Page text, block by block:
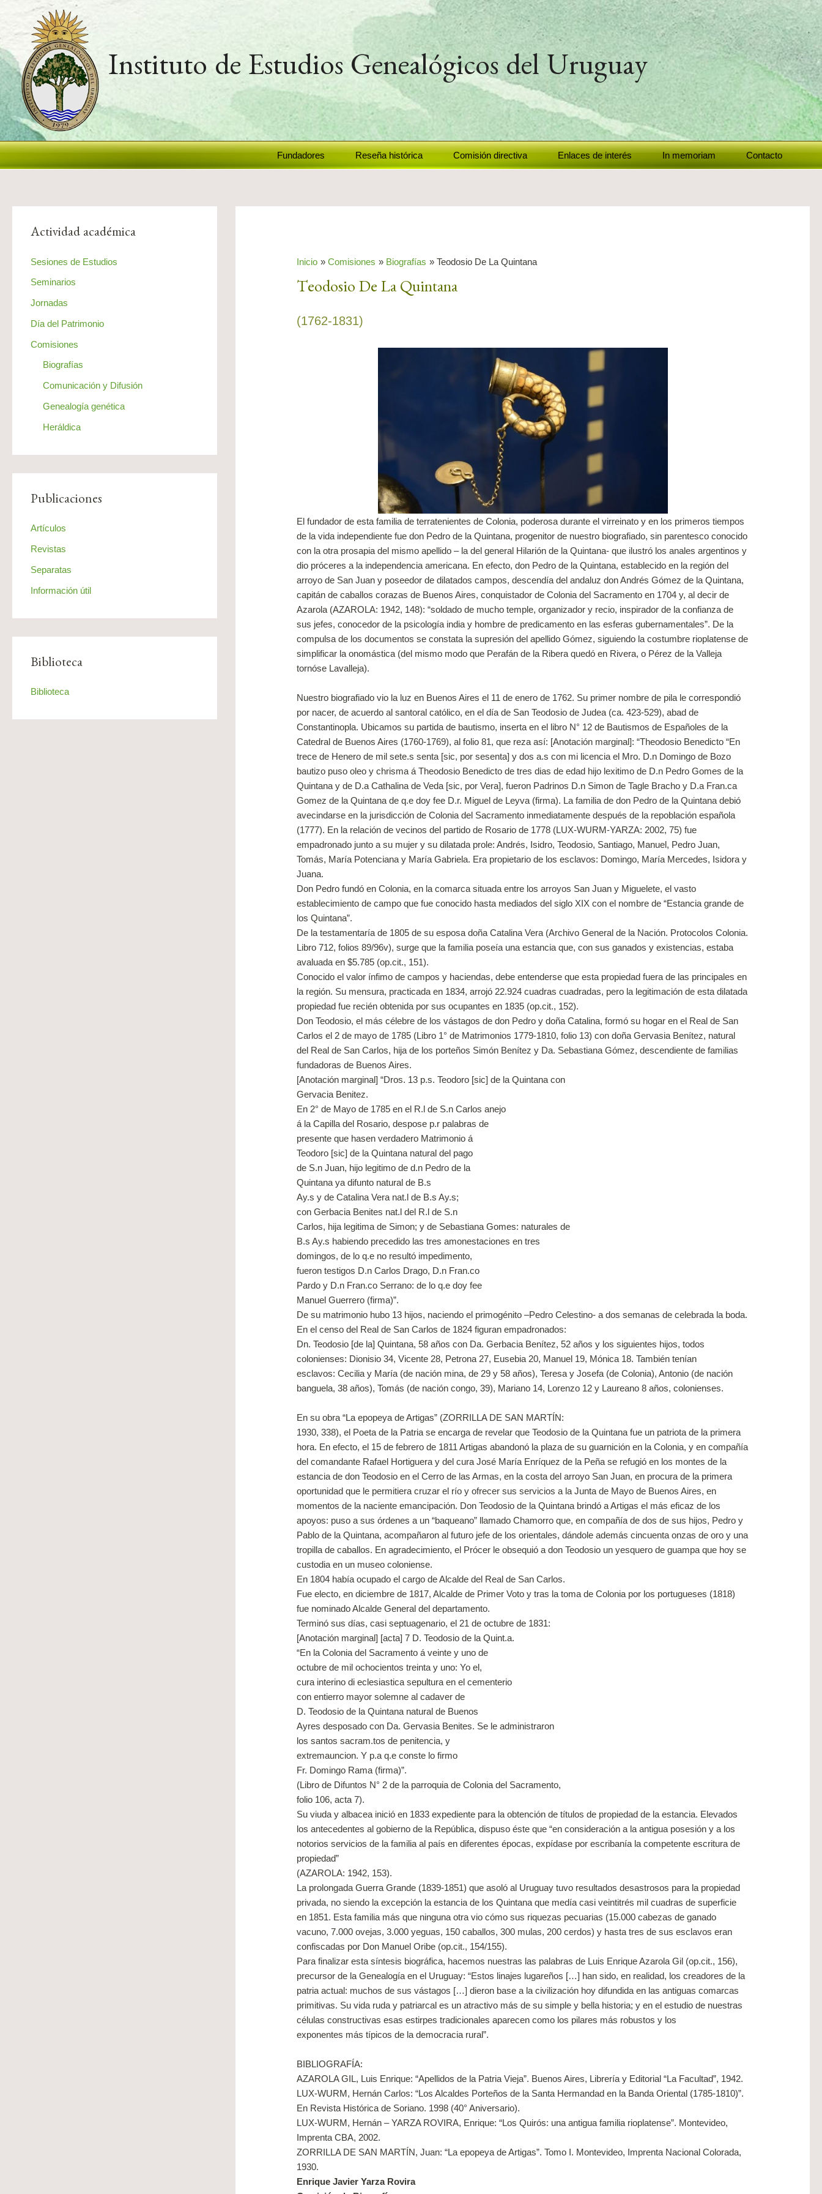
contenido
Instituto de Estudios Genealógicos del Uruguay
Fundadores Reseña histórica Comisión directiva Enlaces de interés In memoriam Contacto
Actividad académica
Sesiones de Estudios
Seminarios
Jornadas
Día del Patrimonio
Comisiones
Biografías
Comunicación y Difusión
Genealogía genética
Heráldica
Publicaciones
Artículos
Revistas
Separatas
Información útil
Biblioteca
Biblioteca
Inicio Comisiones Biografías Teodosio De La Quintana
Teodosio De La Quintana
(1762-1831)
El fundador de esta familia de terratenientes de Colonia, poderosa durante el virreinato y en los primeros tiempos
de la vida independiente fue don Pedro de la Quintana, progenitor de nuestro biografiado, sin parentesco conocido
con la otra prosapia del mismo apellido – la del general Hilarión de la Quintana- que ilustró los anales argentinos y
dio próceres a la independencia americana. En efecto, don Pedro de la Quintana, establecido en la región del
arroyo de San Juan y poseedor de dilatados campos, descendía del andaluz don Andrés Gómez de la Quintana,
capitán de caballos corazas de Buenos Aires, conquistador de Colonia del Sacramento en 1704 y, al decir de
Azarola (AZAROLA: 1942, 148): “soldado de mucho temple, organizador y recio, inspirador de la confianza de
sus jefes, conocedor de la psicología india y hombre de predicamento en las esferas gubernamentales”. De la
compulsa de los documentos se constata la supresión del apellido Gómez, siguiendo la costumbre rioplatense de
simplificar la onomástica (del mismo modo que Perafán de la Ribera quedó en Rivera, o Pérez de la Valleja
tornóse Lavalleja).
Nuestro biografiado vio la luz en Buenos Aires el 11 de enero de 1762. Su primer nombre de pila le correspondió
por nacer, de acuerdo al santoral católico, en el día de San Teodosio de Judea (ca. 423-529), abad de
Constantinopla. Ubicamos su partida de bautismo, inserta en el libro N° 12 de Bautismos de Españoles de la
Catedral de Buenos Aires (1760-1769), al folio 81, que reza así: [Anotación marginal]: “Theodosio Benedicto “En
trece de Henero de mil sete.s senta [sic, por sesenta] y dos a.s con mi licencia el Mro. D.n Domingo de Bozo
bautizo puso oleo y chrisma á Theodosio Benedicto de tres dias de edad hijo lexitimo de D.n Pedro Gomes de la
Quintana y de D.a Cathalina de Veda [sic, por Vera], fueron Padrinos D.n Simon de Tagle Bracho y D.a Fran.ca
Gomez de la Quintana de q.e doy fee D.r. Miguel de Leyva (firma). La familia de don Pedro de la Quintana debió
avecindarse en la jurisdicción de Colonia del Sacramento inmediatamente después de la repoblación española
(1777). En la relación de vecinos del partido de Rosario de 1778 (LUX-WURM-YARZA: 2002, 75) fue
empadronado junto a su mujer y su dilatada prole: Andrés, Isidro, Teodosio, Santiago, Manuel, Pedro Juan,
Tomás, María Potenciana y María Gabriela. Era propietario de los esclavos: Domingo, María Mercedes, Isidora y
Juana.
Don Pedro fundó en Colonia, en la comarca situada entre los arroyos San Juan y Miguelete, el vasto
establecimiento de campo que fue conocido hasta mediados del siglo XIX con el nombre de “Estancia grande de
los Quintana”.
De la testamentaría de 1805 de su esposa doña Catalina Vera (Archivo General de la Nación. Protocolos Colonia.
Libro 712, folios 89/96v), surge que la familia poseía una estancia que, con sus ganados y existencias, estaba
avaluada en $5.785 (op.cit., 151).
Conocido el valor ínfimo de campos y haciendas, debe entenderse que esta propiedad fuera de las principales en
la región. Su mensura, practicada en 1834, arrojó 22.924 cuadras cuadradas, pero la legitimación de esta dilatada
propiedad fue recién obtenida por sus ocupantes en 1835 (op.cit., 152).
Don Teodosio, el más célebre de los vástagos de don Pedro y doña Catalina, formó su hogar en el Real de San
Carlos el 2 de mayo de 1785 (Libro 1° de Matrimonios 1779-1810, folio 13) con doña Gervasia Benítez, natural
del Real de San Carlos, hija de los porteños Simón Benítez y Da. Sebastiana Gómez, descendiente de familias
fundadoras de Buenos Aires.
[Anotación marginal] “Dros. 13 p.s. Teodoro [sic] de la Quintana con
Gervacia Benitez.
En 2° de Mayo de 1785 en el R.l de S.n Carlos anejo
á la Capilla del Rosario, despose p.r palabras de
presente que hasen verdadero Matrimonio á
Teodoro [sic] de la Quintana natural del pago
de S.n Juan, hijo legitimo de d.n Pedro de la
Quintana ya difunto natural de B.s
Ay.s y de Catalina Vera nat.l de B.s Ay.s;
con Gerbacia Benites nat.l del R.l de S.n
Carlos, hija legitima de Simon; y de Sebastiana Gomes: naturales de
B.s Ay.s habiendo precedido las tres amonestaciones en tres
domingos, de lo q.e no resultó impedimento,
fueron testigos D.n Carlos Drago, D.n Fran.co
Pardo y D.n Fran.co Serrano: de lo q.e doy fee
Manuel Guerrero (firma)”.
De su matrimonio hubo 13 hijos, naciendo el primogénito –Pedro Celestino- a dos semanas de celebrada la boda.
En el censo del Real de San Carlos de 1824 figuran empadronados:
Dn. Teodosio [de la] Quintana, 58 años con Da. Gerbacia Benítez, 52 años y los siguientes hijos, todos
colonienses: Dionisio 34, Vicente 28, Petrona 27, Eusebia 20, Manuel 19, Mónica 18. También tenían
esclavos: Cecilia y María (de nación mina, de 29 y 58 años), Teresa y Josefa (de Colonia), Antonio (de nación
banguela, 38 años), Tomás (de nación congo, 39), Mariano 14, Lorenzo 12 y Laureano 8 años, colonienses.
En su obra “La epopeya de Artigas” (ZORRILLA DE SAN MARTÍN:
1930, 338), el Poeta de la Patria se encarga de revelar que Teodosio de la Quintana fue un patriota de la primera
hora. En efecto, el 15 de febrero de 1811 Artigas abandonó la plaza de su guarnición en la Colonia, y en compañía
del comandante Rafael Hortiguera y del cura José María Enríquez de la Peña se refugió en los montes de la
estancia de don Teodosio en el Cerro de las Armas, en la costa del arroyo San Juan, en procura de la primera
oportunidad que le permitiera cruzar el río y ofrecer sus servicios a la Junta de Mayo de Buenos Aires, en
momentos de la naciente emancipación. Don Teodosio de la Quintana brindó a Artigas el más eficaz de los
apoyos: puso a sus órdenes a un “baqueano” llamado Chamorro que, en compañía de dos de sus hijos, Pedro y
Pablo de la Quintana, acompañaron al futuro jefe de los orientales, dándole además cincuenta onzas de oro y una
tropilla de caballos. En agradecimiento, el Prócer le obsequió a don Teodosio un yesquero de guampa que hoy se
custodia en un museo coloniense.
En 1804 había ocupado el cargo de Alcalde del Real de San Carlos.
Fue electo, en diciembre de 1817, Alcalde de Primer Voto y tras la toma de Colonia por los portugueses (1818)
fue nominado Alcalde General del departamento.
Terminó sus días, casi septuagenario, el 21 de octubre de 1831:
[Anotación marginal] [acta] 7 D. Teodosio de la Quint.a.
“En la Colonia del Sacramento á veinte y uno de
octubre de mil ochocientos treinta y uno: Yo el,
cura interino di eclesiastica sepultura en el cementerio
con entierro mayor solemne al cadaver de
D. Teodosio de la Quintana natural de Buenos
Ayres desposado con Da. Gervasia Benites. Se le administraron
los santos sacram.tos de penitencia, y
extremauncion. Y p.a q.e conste lo firmo
Fr. Domingo Rama (firma)”.
(Libro de Difuntos N° 2 de la parroquia de Colonia del Sacramento,
folio 106, acta 7).
Su viuda y albacea inició en 1833 expediente para la obtención de títulos de propiedad de la estancia. Elevados
los antecedentes al gobierno de la República, dispuso éste que “en consideración a la antigua posesión y a los
notorios servicios de la familia al país en diferentes épocas, expídase por escribanía la competente escritura de
propiedad”
(AZAROLA: 1942, 153).
La prolongada Guerra Grande (1839-1851) que asoló al Uruguay tuvo resultados desastrosos para la propiedad
privada, no siendo la excepción la estancia de los Quintana que medía casi veintitrés mil cuadras de superficie
en 1851. Esta familia más que ninguna otra vio cómo sus riquezas pecuarias (15.000 cabezas de ganado
vacuno, 7.000 ovejas, 3.000 yeguas, 150 caballos, 300 mulas, 200 cerdos) y hasta tres de sus esclavos eran
confiscadas por Don Manuel Oribe (op.cit., 154/155).
Para finalizar esta síntesis biográfica, hacemos nuestras las palabras de Luis Enrique Azarola Gil (op.cit., 156),
precursor de la Genealogía en el Uruguay: “Estos linajes lugareños […] han sido, en realidad, los creadores de la
patria actual: muchos de sus vástagos […] dieron base a la civilización hoy difundida en las antiguas comarcas
primitivas. Su vida ruda y patriarcal es un atractivo más de su simple y bella historia; y en el estudio de nuestras
células constructivas esas estirpes tradicionales aparecen como los pilares más robustos y los
exponentes más típicos de la democracia rural”.
BIBLIOGRAFÍA:
AZAROLA GIL, Luis Enrique: “Apellidos de la Patria Vieja”. Buenos Aires, Librería y Editorial “La Facultad”, 1942.
LUX-WURM, Hernán Carlos: “Los Alcaldes Porteños de la Santa Hermandad en la Banda Oriental (1785-1810)”.
En Revista Histórica de Soriano. 1998 (40° Aniversario).
LUX-WURM, Hernán – YARZA ROVIRA, Enrique: “Los Quirós: una antigua familia rioplatense”. Montevideo,
Imprenta CBA, 2002.
ZORRILLA DE SAN MARTÍN, Juan: “La epopeya de Artigas”. Tomo I. Montevideo, Imprenta Nacional Colorada,
1930.
Enrique Javier Yarza Rovira